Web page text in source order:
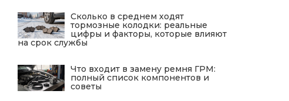
Сколько в среднем ходят
тормозные колодки: реальные
цифры и факторы, которые влияют
на срок службы
Что входит в замену ремня ГРМ:
полный список компонентов и
советы